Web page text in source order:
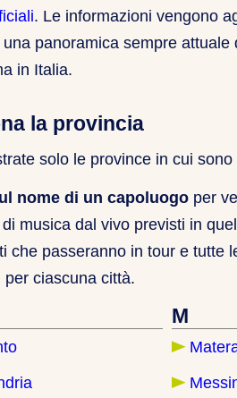
. Le informazioni vengono
panoramica sempre attuale
in Italia.
la provincia
solo le province in cui
nome di un capoluogo per
musica dal vivo previsti in
che passeranno in tour e tutte
per ciascuna città.
M